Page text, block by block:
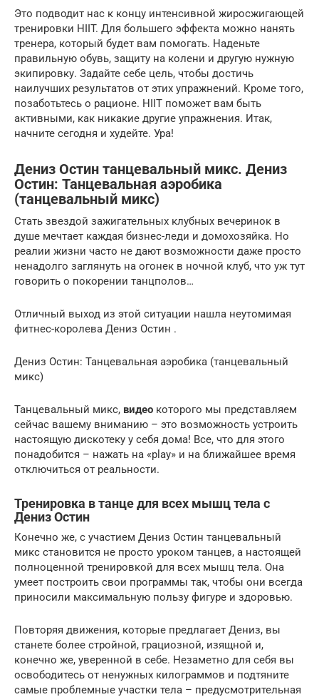
Это подводит нас к концу интенсивной жиросжигающей
тренировки HIIT. Для большего эффекта можно нанять
тренера, который будет вам помогать. Наденьте
правильную обувь, защиту на колени и другую нужную
экипировку. Задайте себе цель, чтобы достичь
наилучших результатов от этих упражнений. Кроме того,
позаботьтесь о рационе. HIIT поможет вам быть
активными, как никакие другие упражнения. Итак,
начните сегодня и худейте. Ура!
Дениз Остин танцевальный микс. Дениз
Остин: Танцевальная аэробика
(танцевальный микс)
Стать звездой зажигательных клубных вечеринок в
душе мечтает каждая бизнес-леди и домохозяйка. Но
реалии жизни часто не дают возможности даже просто
ненадолго заглянуть на огонек в ночной клуб, что уж тут
говорить о покорении танцполов…
Отличный выход из этой ситуации нашла неутомимая
фитнес-королева Дениз Остин .
Дениз Остин: Танцевальная аэробика (танцевальный
микс)
Танцевальный микс, видео которого мы представляем
сейчас вашему вниманию – это возможность устроить
настоящую дискотеку у себя дома! Все, что для этого
понадобится – нажать на «play» и на ближайшее время
отключиться от реальности.
Тренировка в танце для всех мышц тела с
Дениз Остин
Конечно же, с участием Дениз Остин танцевальный
микс становится не просто уроком танцев, а настоящей
полноценной тренировкой для всех мышц тела. Она
умеет построить свои программы так, чтобы они всегда
приносили максимальную пользу фигуре и здоровью.
Повторяя движения, которые предлагает Дениз, вы
станете более стройной, грациозной, изящной и,
конечно же, уверенной в себе. Незаметно для себя вы
освободитесь от ненужных килограммов и подтяните
самые проблемные участки тела – предусмотрительная